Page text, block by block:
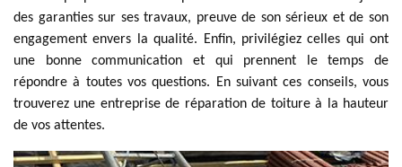
des garanties sur ses travaux, preuve de son sérieux et de son
engagement envers la qualité. Enfin, privilégiez celles qui ont
une bonne communication et qui prennent le temps de
répondre à toutes vos questions. En suivant ces conseils, vous
trouverez une entreprise de réparation de toiture à la hauteur
de vos attentes.